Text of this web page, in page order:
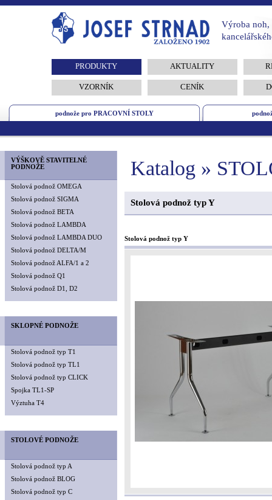
Výroba noh,
PRODUKTY AKTUALITY
VZORNÍK CENÍK
podnože pro PRACOVNÍ STOLY
VÝŠKOVĚ STAVITELNÉ
PODNOŽE
Stolová podnož OMEGA
Stolová podnož SIGMA
Stolová podnož BETA
Stolová podnož LAMBDA
Stolová podnož LAMBDA DUO
Stolová podnož DELTA/M
Stolová podnož ALFA/1 a 2
Stolová podnož Q1
Stolová podnož D1, D2
SKLOPNÉ PODNOŽE
Stolová podnož typ T1
Stolová podnož typ TL1
Stolová podnož typ CLICK
Spojka TL1-SP
Výztuha T4
STOLOVÉ PODNOŽE
Stolová podnož typ A
Stolová podnož BLOG
Stolová podnož typ C
Katalog »
Stolová podnož typ Y
Stolová podnož typ Y